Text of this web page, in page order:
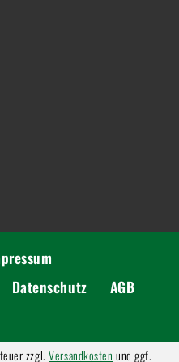
Datenschutz
AGB
zzgl.Versandkosten und ggf.